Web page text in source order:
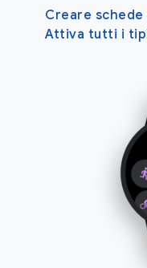
Creare schede
Attiva tutti i